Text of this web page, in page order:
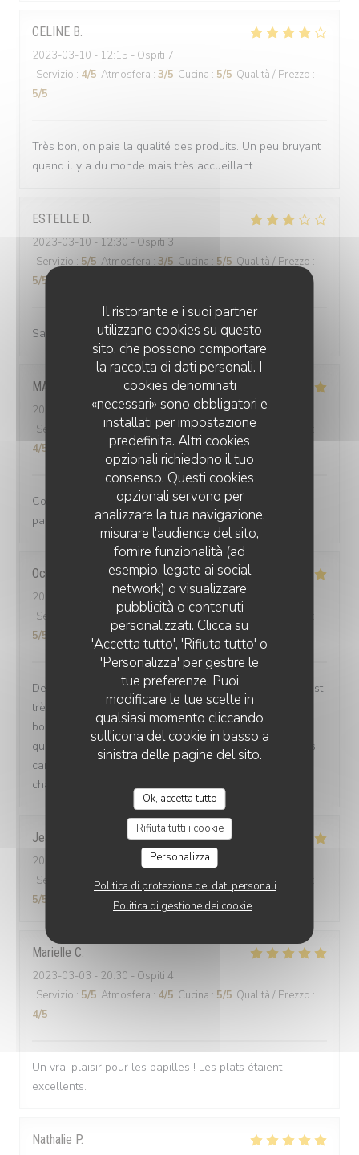
Il ristorante e i suoi partner
utilizzano cookies su questo
sito, che possono comportare
la raccolta di dati personali. I
cookies denominati
«necessari» sono obbligatori e
installati per impostazione
predefinita. Altri cookies
opzionali richiedono il tuo
consenso. Questi cookies
opzionali servono per
analizzare la tua navigazione,
misurare l'audience del sito,
fornire funzionalità (ad
esempio, legate ai social
network) o visualizzare
pubblicità o contenuti
personalizzati. Clicca su
'Accetta tutto', 'Rifiuta tutto' o
'Personalizza' per gestire le
tue preferenze. Puoi
modificare le tue scelte in
qualsiasi momento cliccando
sull'icona del cookie in basso a
sinistra delle pagine del sito.
Ok, accetta tutto
Rifiuta tutti i cookie
Personalizza
Politica di protezione dei dati personali
Politica di gestione dei cookie
CELINE B
2023-03-10 - 12:15 - Ospiti 7
Servizio : 4/5 Atmosfera : 3/5 Cucina : 5/5 Qualità / Prezzo :
5/5
Très bon, on paie la qualité des produits. Un peu bruyant
quand il y a du monde mais très accueillant.
ESTELLE D
2023-03-10 - 12:30 - Ospiti 3
Servizio : 5/5 Atmosfera : 3/5 Cucina : 5/5 Qualità / Prezzo :
5/5
Salle trop bruyante
MARIE-ISABEL
2023-03-07 - 20:45 - Ospiti 2
Servizio
Atmosfera: 5/5 Cucina: 5/5 Qualità / Prezzo
4/5
Comme toujours un régal pour les yeux et surtout les
papilles
Océane
2023-03-07
- 19:15 - Ospiti 2
Servizio
Atmosfera:5/5 Cucina:5/5 Qualità / Prezzo
5/5
De l’accueil à la cuisine tout était parfait, le personnel est
très agréable, toujours le sourire et la cuisine était très
bonne ! Nous sommes repartis repus car en plus de la
qualité les portions sont généreuses ! Nous reviendrons
car le restaurant propose un « menu du marché » qui
change régulièrement ! Merci l’équipe !
Jean-Paul
2023-03-04
- 20:00 - Ospiti 2
Servizio
/5 Atmosfera:5/5 Cucina :5/5 Qualità / Prezzo
5/5
Marielle C
2023-03-03 - 20:30 - Ospiti 4
Servizio : 5/5 Atmosfera : 4/5 Cucina : 5/5 Qualità / Prezzo :
4/5
Un vrai plaisir pour les papilles ! Les plats étaient
excellents.
Nathalie P
BG BY L'ENDROIT